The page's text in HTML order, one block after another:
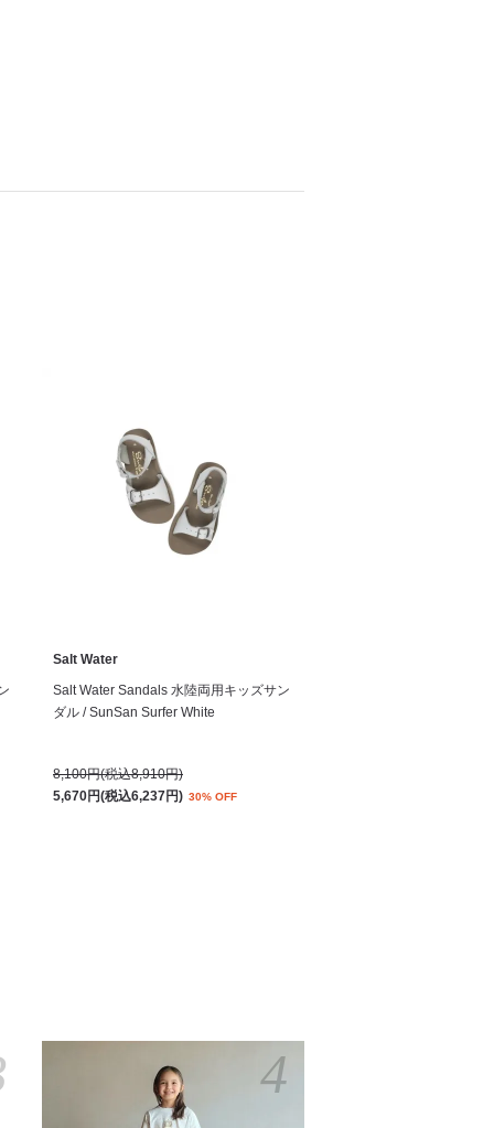
Salt Water
Salt Water Sandals 水陸両用キッズサン
ダル / SunSan Surfer White
8,100円(税込8,910円)
5,670円(税込6,237円) 30% OFF
4